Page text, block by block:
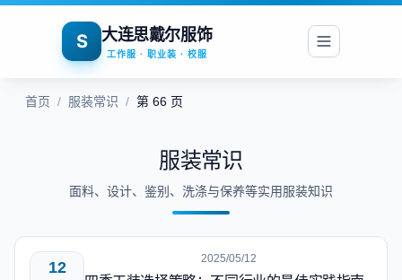
S 大连思戴尔服饰
工作服 · 职业装 · 校服
首页 / 服装常识 / 第 66 页
服装常识
面料、设计、鉴别、洗涤与保养等实用服装知识
12 2025/05/12